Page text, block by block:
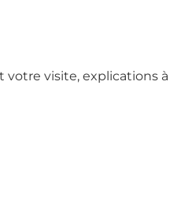
visite, explications à